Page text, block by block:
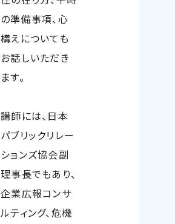
の準備事項、心
構えについても
お話しいただき
ます。
講師には、日本
パブリックリレー
ションズ協会副
理事長でもあり、
企業広報コンサ
ルティング、危機